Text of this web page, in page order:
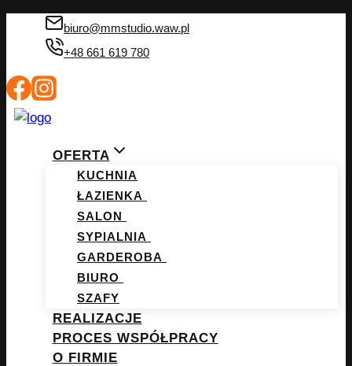
Przejdź
biuro@mmstudio.waw.pl
+48 661 619 780
OFERTA
KUCHNIA
ŁAZIENKA
SALON
SYPIALNIA
GARDEROBA
BIURO
SZAFY
REALIZACJE
PROCES WSPÓŁPRACY
O FIRMIE